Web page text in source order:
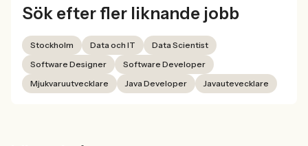
Sök efter fler liknande jobb
Stockholm Data och IT
Data Scientist
Software Designer
Software Developer
Mjukvaruutvecklare
Java Developer Javautevecklare